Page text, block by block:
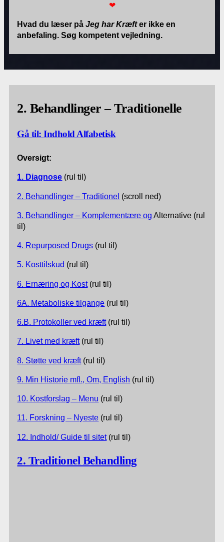
❤
Hvad du læser påJeg har Kræfter ikke en
anbefaling. Søg kompetent vejledning.
2. Behandlinger – Traditionelle
Gå til:Indhold Alfabetisk
Oversigt:
1. Diagnose (rul til)
2. Behandlinger – Traditionel (scroll ned)
3. Behandlinger – Komplementære ogAlternative (rul
til)
4. Repurposed Drugs (rul til)
5. Kosttilskud (rul til)
6. Ernæring og Kost(rul til)
6A. Metaboliske tilgange (rul til)
6.B. Protokoller ved kræft(rul til)
7. Livet med kræft(rul til)
8. Støtte ved kræft(rul til)
9. Min Historie mfl., Om, English (rul til)
10. Kostforslag – Menu (rul til)
11. Forskning – Nyeste (rul til)
12. Indhold/ Guide til sitet(rul til)
2. Traditionel Behandling